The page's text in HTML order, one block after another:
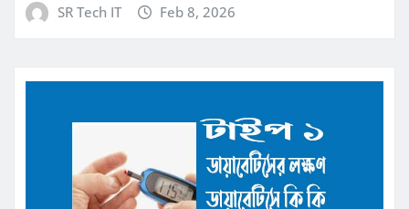
SR Tech IT Feb 8, 2026